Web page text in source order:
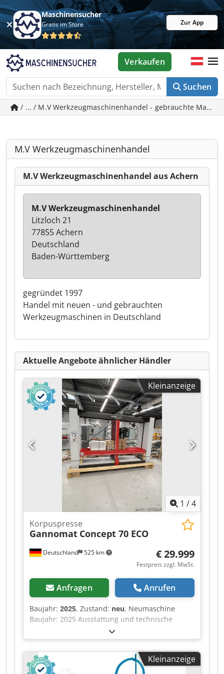
Maschinensucher
Gratis im Store Zur App
Suchen
Verkaufen
/ ... / M.V Werkzeugmaschinenhandel - gebrauchte
M.V Werkzeugmaschinenhandel
M.V Werkzeugmaschinenhandel aus Achern
gegründet 1997
Handel mit neuen - und gebrauchten
Werkzeugmaschinen in Deutschland
M.V Werkzeugmaschinenhandel
Litzloch 21
77855 Achern
Deutschland
Baden-Württemberg
Aktuelle Angebote ähnlicher Händler
Kleinanzeige
1 /4
Deutschland 525 km
Korpuspresse
Gannomat Concept 70 ECO
€ 29.999
Festpreis zzgl. MwSt.
Anfragen Anrufen
Baujahr: 2025, Zustand: neu, Neumaschine
Baujahr: 2025 Ausstattung und technische
Daten: komplett in Standardausführung mit:
Stabiler, verwindungsfreier Rahmen aus Stahl,
in Schweiß- und Schraubkonstruktion Djdew
Nafkopfx Amljck Lamellen-Pressbalken OBEN mit
6 Elementen, Lamellen-Pressbalken SEITLICH mit
Kleinanzeige